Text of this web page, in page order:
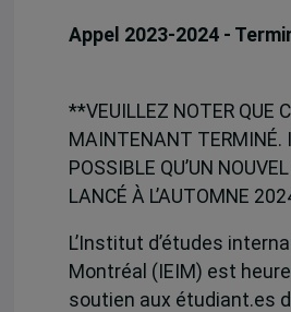
Appel 2023-2024 -
**VEUILLEZ NOTER QUE
MAINTENANT TERMINÉ.
POSSIBLE QU’UN
LANCÉ À L’AUTOMNE
L’Institut d’études
Montréal (IEIM) est
soutien aux étudiant.es